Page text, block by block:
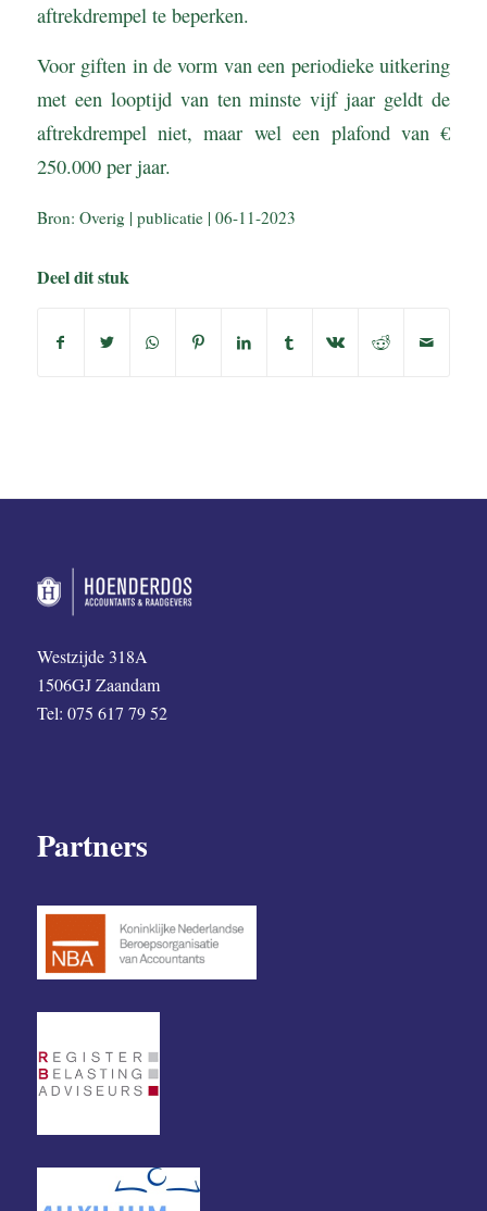
aftrekdrempel te beperken.
Voor giften in de vorm van een periodieke uitkering
met een looptijd van ten minste vijf jaar geldt de
aftrekdrempel niet, maar wel een plafond van €
250.000 per jaar.
Bron: Overig | publicatie | 06-11-2023
Deel dit stuk
Westzijde 318A
1506GJ Zaandam
Tel: 075 617 79 52
Partners